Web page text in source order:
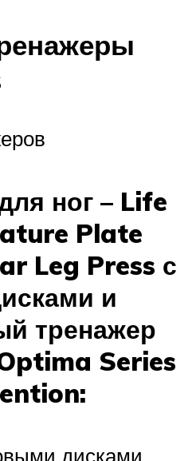
ног – Life
Plate
Leg Press с
и
тренажер
Series
дисками